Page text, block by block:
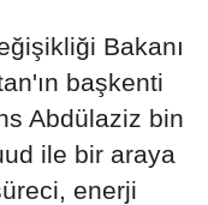
Bakanı
başkenti
Abdülaziz bin
ile bir araya
enerji